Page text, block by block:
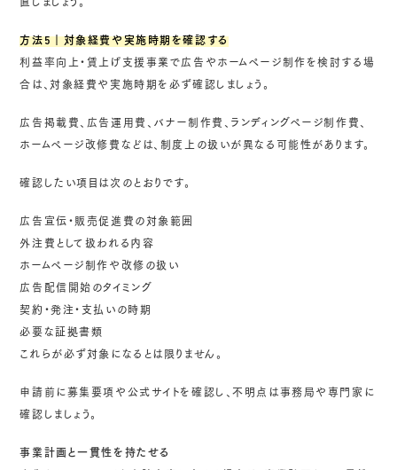
直しましょう。
方法5｜対象経費や実施時期を確認する
利益率向上・賃上げ支援事業で広告やホームページ制作を検討する場
合は、対象経費や実施時期を必ず確認しましょう。
広告掲載費、広告運用費、バナー制作費、ランディングページ制作費、
ホームページ改修費などは、制度上の扱いが異なる可能性があります。
確認したい項目は次のとおりです。
広告宣伝・販売促進費の対象範囲
外注費として扱われる内容
ホームページ制作や改修の扱い
広告配信開始のタイミング
契約・発注・支払いの時期
必要な証拠書類
これらが必ず対象になるとは限りません。
申請前に募集要項や公式サイトを確認し、不明点は事務局や専門家に
確認しましょう。
事業計画と一貫性を持たせる